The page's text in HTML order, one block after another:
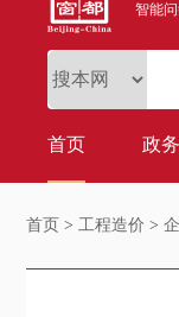
智能
首页 政
首页 >工程造价 >